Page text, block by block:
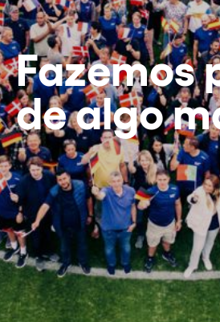
Fazemos
de algo